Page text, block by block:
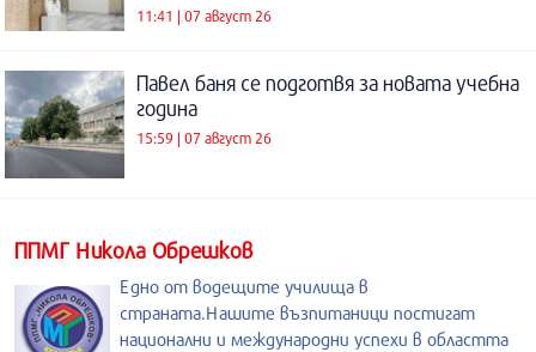
11:41 | 07 август 26
Павел баня се подготвя за новата учебна
година
15:59 | 07 август 26
ППМГ Никола Обрешков
Едно от водещите училища в
страната.Нашите възпитаници постигат
национални и международни успехи в областта